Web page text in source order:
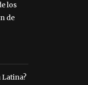
los
de
Latina?